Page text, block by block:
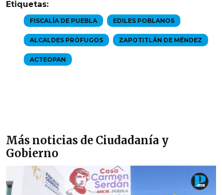
Etiquetas:
FISCALÍA DE PUEBLA EDILES POBLANOS
ALCALDES PRÓFUGOS ZAPOTITLÁN DE MÉNDEZ
ACTEOPAN
Más noticias de Ciudadanía y
Gobierno